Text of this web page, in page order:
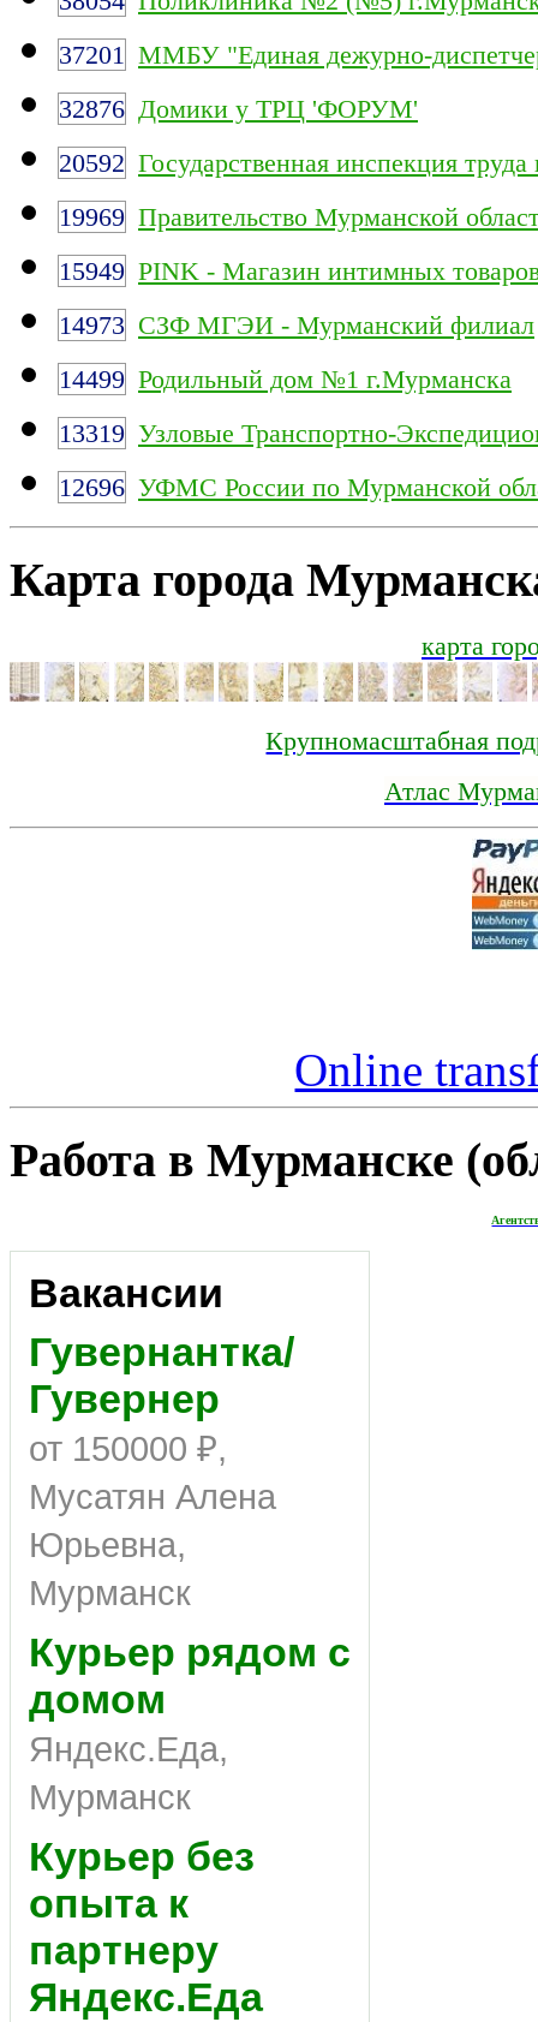
37201 ММБУ "Единая дежурно-
32876 Домики у ТРЦ 'ФОРУМ'
20592 Государственная инспекция
19969 Правительство Мурманской
15949 PINK - Магазин интимных
14973 СЗФ МГЭИ - Мурманский филиал
14499 Родильный дом №1 г.Мурманска
13319 Узловые Транспортно-
12696 УФМС России по Мурманской
Карта города
карта
Крупномасштабная
Атлас
Online
Работа в Мурманске
Вакансии
Гувернантка/
Гувернер
от 150000 ₽,
Мусатян Алена
Юрьевна,
Мурманск
Курьер рядом с
домом
Яндекс.Еда,
Мурманск
Курьер без
опыта к
партнеру
Яндекс.Еда